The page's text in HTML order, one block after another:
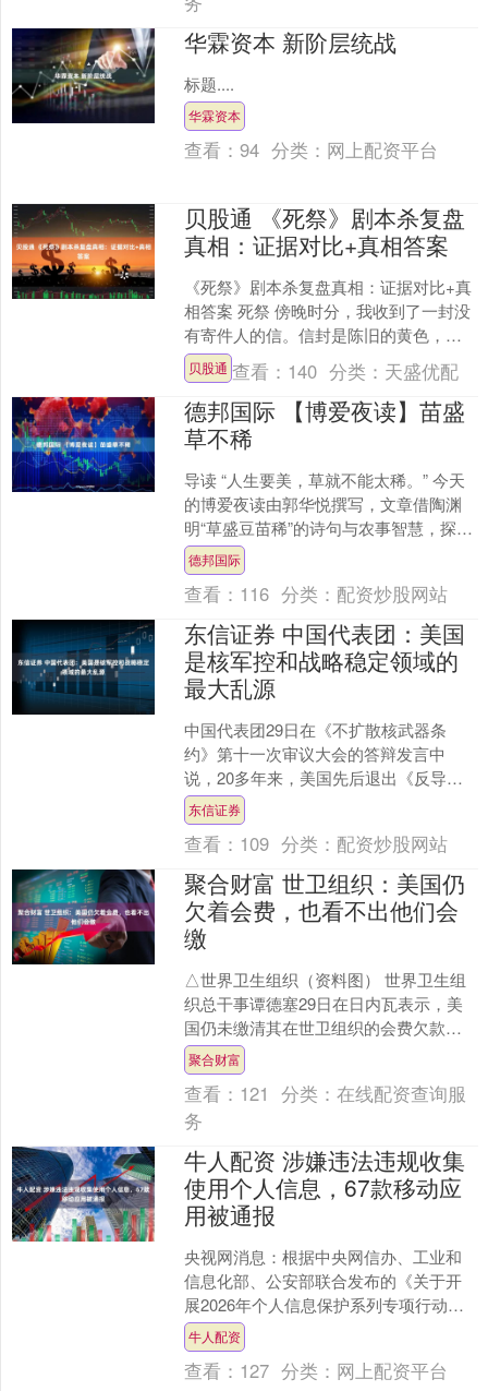
华霖资本 新阶层统战
标题....
华霖资本
查看：94 分类： 网上配资平台
贝股通 《死祭》剧本杀复盘
真相：证据对比+真相答案
《死祭》剧本杀复盘真相：证据对比+真
相答案 死祭 傍晚时分，我收到了一封没
有寄件人的信。信封是陈旧的黄色，边
缘微微卷曲，仿佛历经了岁月的沧桑。
打开信，里面是一张....
贝股通 查看： 140 分类： 天盛优配
德邦国际 【博爱夜读】苗盛
草不稀
导读 “人生要美，草就不能太稀。” 今天
的博爱夜读由郭华悦撰写，文章借陶渊
明“草盛豆苗稀”的诗句与农事智慧，探讨
人生中“有用”之事与“无用”之闲的平衡之
道，阐述....
德邦国际
查看： 116 分类： 配资炒股网站
东信证券 中国代表团：美国
是核军控和战略稳定领域的
最大乱源
中国代表团29日在《不扩散核武器条
约》第十一次审议大会的答辩发言中
说，20多年来，美国先后退出《反导条
约》《中导条约》《开放天空条约》等
军控条约，放任《新削减战....
东信证券
查看： 109 分类： 配资炒股网站
聚合财富 世卫组织：美国仍
欠着会费，也看不出他们会
缴
△世界卫生组织（资料图） 世界卫生组
织总干事谭德塞29日在日内瓦表示，美
国仍未缴清其在世卫组织的会费欠款，
而美国若要退出该组织，缴清欠款是前
提条件。 谭德塞在当....
聚合财富
查看： 121 分类：在线配资查询服
务
牛人配资 涉嫌违法违规收集
使用个人信息，67款移动应
用被通报
央视网消息：根据中央网信办、工业和
信息化部、公安部联合发布的《关于开
展2026年个人信息保护系列专项行动的
公告》，依据《网络安全法》《个人信
息保护法》《网络数据....
牛人配资
查看： 127 分类： 网上配资平台